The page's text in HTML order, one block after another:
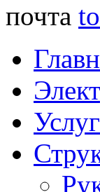
почта